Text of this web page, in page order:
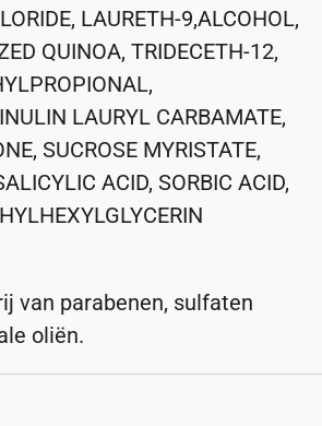
LAURETH-9,ALCOHOL,
QUINOA, TRIDECETH-12,
LAURYL CARBAMATE,
SUCROSE MYRISTATE,
ACID, SORBIC ACID,
van parabenen, sulfaten
oliën.